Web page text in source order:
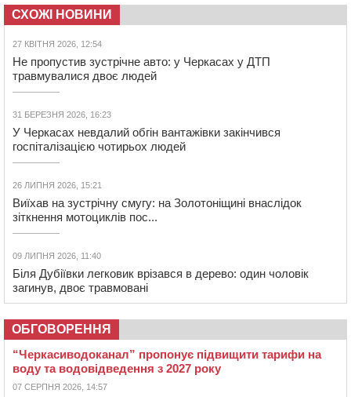
СХОЖІ НОВИНИ
27 КВІТНЯ 2026, 12:54
Не пропустив зустрічне авто: у Черкасах у ДТП
травмувалися двоє людей
31 БЕРЕЗНЯ 2026, 16:23
У Черкасах невдалий обгін вантажівки закінчився
госпіталізацією чотирьох людей
26 ЛИПНЯ 2026, 15:21
Виїхав на зустрічну смугу: на Золотоніщині внаслідок
зіткнення мотоциклів пос...
09 ЛИПНЯ 2026, 11:40
Біля Дубіївки легковик врізався в дерево: один чоловік
загинув, двоє травмовані
ОБГОВОРЕННЯ
“Черкасиводоканал” пропонує підвищити тарифи на
воду та водовідведення з 2027 року
07 СЕРПНЯ 2026, 14:57